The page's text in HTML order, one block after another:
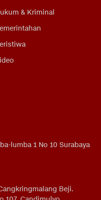
& Kriminal
lumba 1 No 10 Surabaya
Beji.